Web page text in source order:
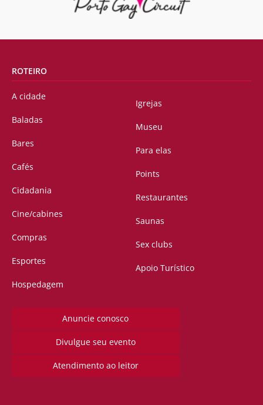
ROTEIRO
A cidade
Baladas
Bares
Cafés
Cidadania
Cine/cabines
Compras
Esportes
Hospedagem
Igrejas
Museu
Para elas
Points
Restaurantes
Saunas
Sex clubs
Apoio Turístico
Anuncie conosco
Divulgue seu evento
Atendimento ao leitor